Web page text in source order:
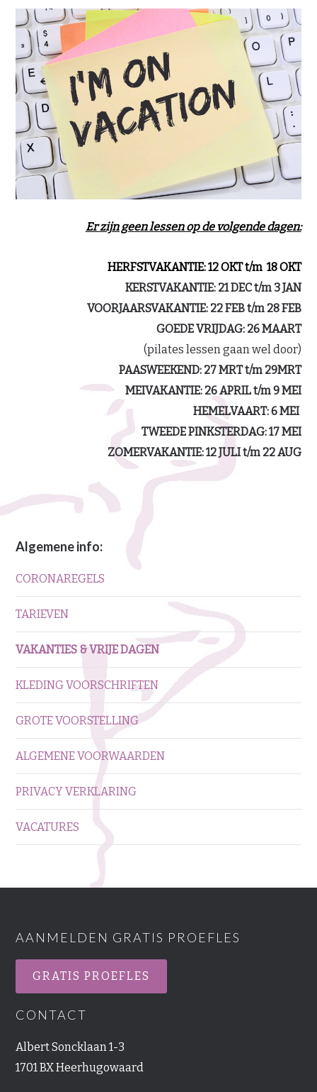
Er zijn geen lessen op de volgende dagen:
HERFSTVAKANTIE: 12 OKT t/m 18 OKT
KERSTVAKANTIE: 21 DEC t/m 3 JAN
VOORJAARSVAKANTIE: 22 FEB t/m 28 FEB
GOEDE VRIJDAG: 26 MAART
(pilates lessen gaan wel door)
PAASWEEKEND: 27 MRT t/m 29MRT
MEIVAKANTIE: 26 APRIL t/m 9 MEI
HEMELVAART: 6 MEI
TWEEDE PINKSTERDAG: 17 MEI
ZOMERVAKANTIE: 12 JULI t/m 22 AUG
Algemene info:
CORONAREGELS
TARIEVEN
VAKANTIES & VRIJE DAGEN
KLEDING VOORSCHRIFTEN
GROTE VOORSTELLING
ALGEMENE VOORWAARDEN
PRIVACY VERKLARING
VACATURES
AANMELDEN GRATIS PROEFLES
GRATIS PROEFLES
CONTACT
Albert Soncklaan 1-3
1701 BX Heerhugowaard